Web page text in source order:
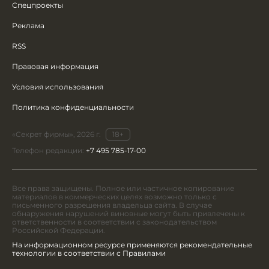
Спецпроекты
Реклама
RSS
Правовая информация
Условия использования
Политика конфиденциальности
«Секрет фирмы», 2026 г.
18+
Телефон редакции: +7 495 785-17-00
Все права защищены. Полное или частичное копирование
материалов в коммерческих целях возможно только с
письменного разрешения владельца сайта. В случае
обнаружения нарушений виновные могут быть привлечены к
ответственности в соответствии с законодательством
Российской Федерации.
На информационном ресурсе применяются рекомендательные
технологии в соответствии с Правилами